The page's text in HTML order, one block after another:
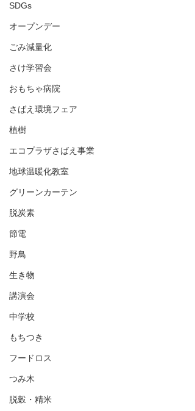
SDGs
オープンデー
ごみ減量化
さけ学習会
おもちゃ病院
さばえ環境フェア
植樹
エコプラザさばえ事業
地球温暖化教室
グリーンカーテン
脱炭素
節電
野鳥
生き物
講演会
中学校
もちつき
フードロス
つみ木
脱穀・精米